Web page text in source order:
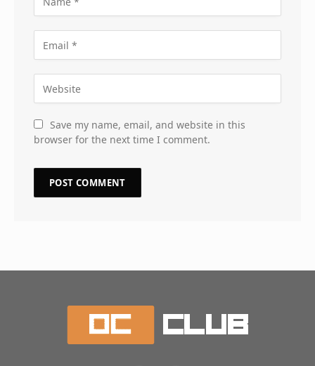
Save my name, email, and website in this
browser for the next time I comment.